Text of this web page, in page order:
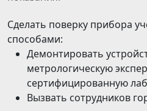
Сделать поверку прибора
способами:
Демонтировать
метрологическую
сертифицированную
Вызвать сотрудников